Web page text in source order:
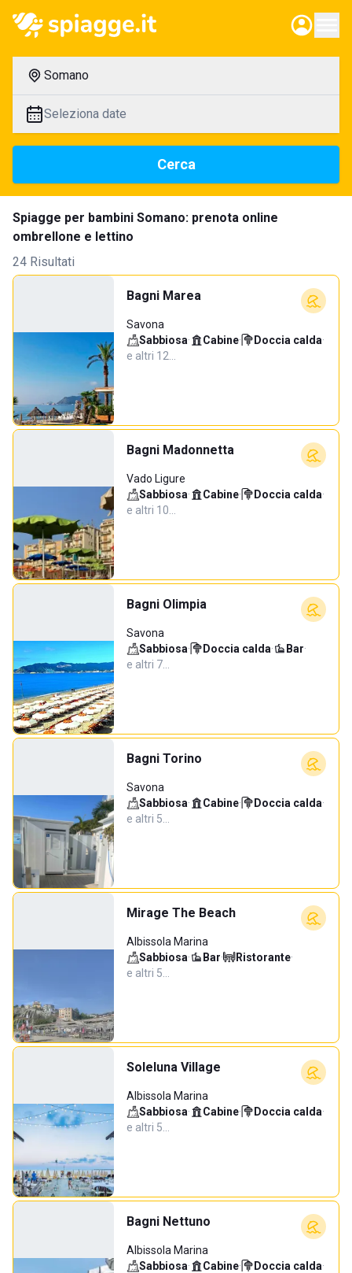
Somano
Seleziona date
Cerca
Spiagge per bambini Somano: prenota online
ombrellone e lettino
24 Risultati
Bagni Marea
Savona
Sabbiosa· Cabine· Doccia calda·
e altri 12…
Bagni Madonnetta
Vado Ligure
Sabbiosa· Cabine· Doccia calda·
e altri 10…
Bagni Olimpia
Savona
Sabbiosa· Doccia calda· Bar·
e altri 7…
Bagni Torino
Savona
Sabbiosa· Cabine· Doccia calda·
e altri 5…
Mirage The Beach
Albissola Marina
Sabbiosa· Bar· Ristorante·
e altri 5…
Soleluna Village
Albissola Marina
Sabbiosa· Cabine· Doccia calda·
e altri 5…
Bagni Nettuno
Albissola Marina
Sabbiosa· Cabine· Doccia calda·